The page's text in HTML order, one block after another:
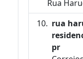
Rua
rua
pr